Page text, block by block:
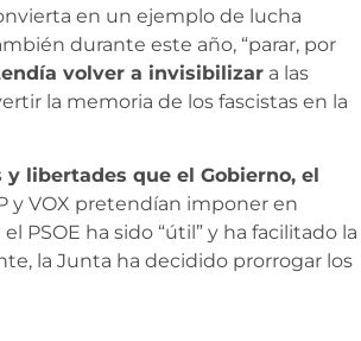
en un ejemplo de lucha
durante este año, “parar, por
volver a invisibilizar a las
la memoria de los fascistas en la
libertades que el Gobierno, el
y VOX pretendían imponer en
PSOE ha sido “útil” y ha facilitado la
la Junta ha decidido prorrogar los